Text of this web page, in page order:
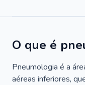
O que é
Pneumologia é a
aéreas inferiores,